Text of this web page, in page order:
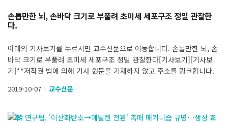
손톱만한 뇌, 손바닥 크기로 부풀려 초미세 세포구조 정밀 관찰한
다.
아래의 기사보기를 누르시면 교수신문으로 이동합니다. 손톱만한 뇌, 손
바닥 크기로 부풀려 초미세 세포구조 정밀 관찰한다[기사보기][기사보
기]**저작권 법에 의해 기사 원문을 기재하지 않고 주소를 링크합니다.
2019-10-07 l 교수신문